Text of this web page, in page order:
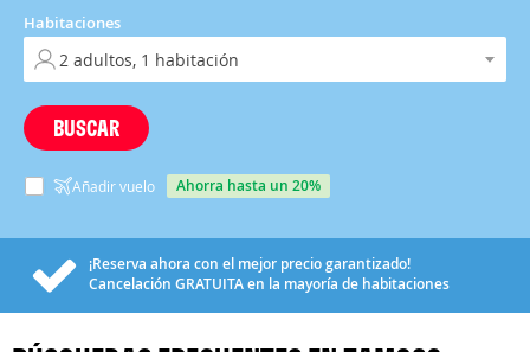
Habitaciones
BUSCAR
Añadir vuelo ahorra hasta un 20%
¡Reserva ahora con el mejor precio garantizado!
Cancelación GRATUITAen la mayoría de habitaciones